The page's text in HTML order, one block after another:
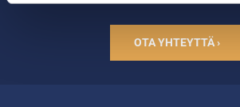
OTA YHTEYTTÄ ›